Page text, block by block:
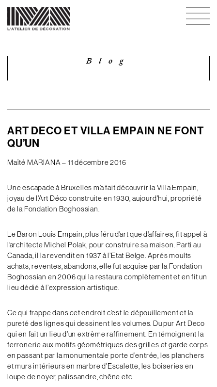
Blog
ART DECO ET VILLA EMPAIN NE FONT
QU’UN
Maïté MARIANA – 11 décembre 2016
Une escapade à Bruxelles m’a fait découvrir la Villa Empain,
joyau de l’Art Déco construite en 1930, aujourd’hui, propriété
de la Fondation Boghossian.
Le Baron Louis Empain, plus féru d’art que d’affaires, fit appel à
l’architecte Michel Polak, pour construire sa maison. Parti au
Canada, il la revendit en 1937 à l’Etat Belge. Aprés moults
achats, reventes, abandons, elle fut acquise par la Fondation
Boghossian en 2006 qui la restaura complètement et en fit un
lieu dédié à l’expression artistique.
Ce qui frappe dans cet endroit c’est le dépouillement et la
pureté des lignes qui dessinent les volumes. Du pur Art Deco
qui en fait un lieu d’un extrème raffinement. En témoignent la
ferronerie aux motifs géométriques des grilles et garde corps
en passant par la monumentale porte d’entrée, les planchers
et murs intérieurs en marbre d’Escalette, les boiseries en
loupe de noyer, palissandre, chêne etc.